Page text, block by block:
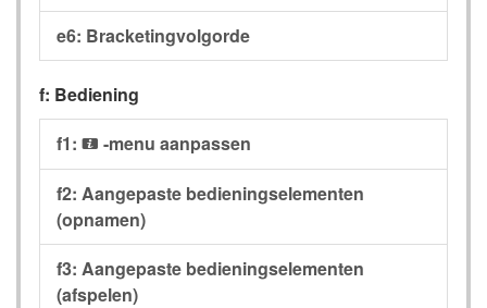
e6: Bracketingvolgorde
f: Bediening
f1: i -menu aanpassen
f2: Aangepaste bedieningselementen
(opnamen)
f3: Aangepaste bedieningselementen
(afspelen)